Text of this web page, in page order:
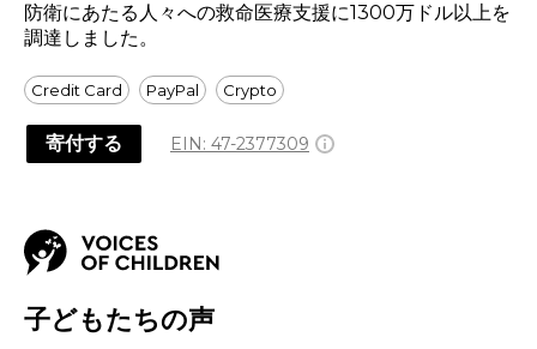
防衛にあたる人々への救命医療支援に1300万ドル以上を
調達しました。
Credit Card PayPal Crypto
寄付する EIN: 47-2377309
子どもたちの声